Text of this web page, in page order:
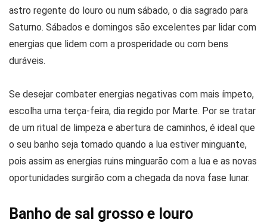
astro regente do louro ou num sábado, o dia sagrado para
Saturno. Sábados e domingos são excelentes par lidar com
energias que lidem com a prosperidade ou com bens
duráveis.
Se desejar combater energias negativas com mais ímpeto,
escolha uma terça-feira, dia regido por Marte. Por se tratar
de um ritual de limpeza e abertura de caminhos, é ideal que
o seu banho seja tomado quando a lua estiver minguante,
pois assim as energias ruins minguarão com a lua e as novas
oportunidades surgirão com a chegada da nova fase lunar.
Banho de sal grosso e louro